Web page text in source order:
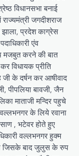
विधानसभा बनाई
जगदीशराज
झाला, प्रदेश काग्रेस
एंव
मजबुत करने की बात
विधायक प्रीति
के दर्षन कर आषीवाद
पीपलिया बावजी, जैन
माताजी मन्दिर पहुचे
के लिये रवाना
, भटेवर होते हुए
वल्लभनगर हुक्म
जिसके बाद जुलुस के रुप